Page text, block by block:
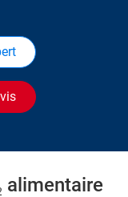
alimentaire